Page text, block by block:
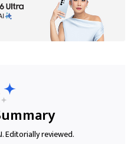
Editorially reviewed.